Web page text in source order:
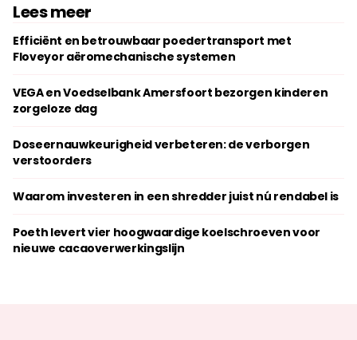
Lees meer
Efficiënt en betrouwbaar poedertransport met
Floveyor aëromechanische systemen
VEGA en Voedselbank Amersfoort bezorgen kinderen
zorgeloze dag
Doseernauwkeurigheid verbeteren: de verborgen
verstoorders
Waarom investeren in een shredder juist nú rendabel is
Poeth levert vier hoogwaardige koelschroeven voor
nieuwe cacaoverwerkingslijn